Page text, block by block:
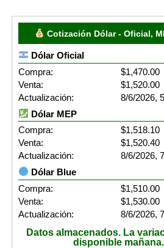
Cotización Dólar - Oficial,
Dólar Oficial
Compra:
$1,470.00
Venta:
$1,520.00
Actualización:
8/6/2026,
Dólar MEP
Compra:
$1,518.10
Venta:
$1,520.40
Actualización:
8/6/2026,
Dólar Blue
Compra:
$1,510.00
Venta:
$1,530.00
Actualización:
8/6/2026,
Datos almacenados. La
disponible mañana.